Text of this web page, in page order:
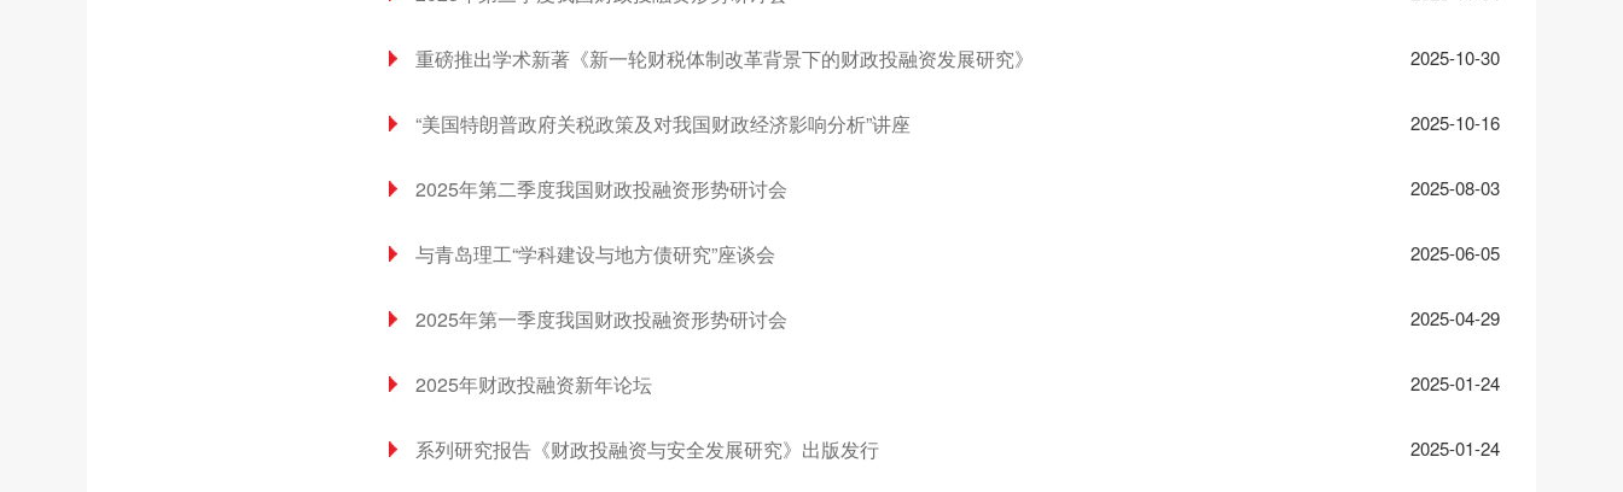
2025-10-30
重磅推出学术新著《新一轮财税体制改革背景下的财政投融资发展研究》
2025-10-16
“美国特朗普政府关税政策及对我国财政经济影响分析”讲座
2025-08-03
2025年第二季度我国财政投融资形势研讨会
2025-06-05
与青岛理工“学科建设与地方债研究”座谈会
2025-04-29
2025年第一季度我国财政投融资形势研讨会
2025-01-24
2025年财政投融资新年论坛
2025-01-24
系列研究报告《财政投融资与安全发展研究》出版发行